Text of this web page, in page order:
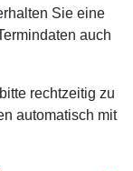
Sie eine
auch
rechtzeitig zu
automatisch mit